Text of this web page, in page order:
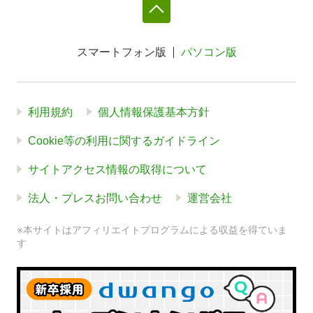
スマートフォン版 パソコン版
利用規約 個人情報保護基本方針
Cookie等の利用に関するガイドライン
サイトアクセス情報の取得について
法人・プレスお問い合わせ 運営会社
※本サイトはアフィリエイトプログラムによる収益を得ていま
す